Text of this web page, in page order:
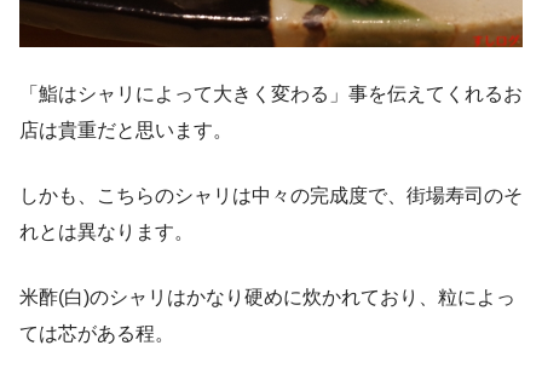
「鮨はシャリによって大きく変わる」事を伝えてくれるお
店は貴重だと思います。
しかも、こちらのシャリは中々の完成度で、街場寿司のそ
れとは異なります。
米酢(白)のシャリはかなり硬めに炊かれており、粒によっ
ては芯がある程。